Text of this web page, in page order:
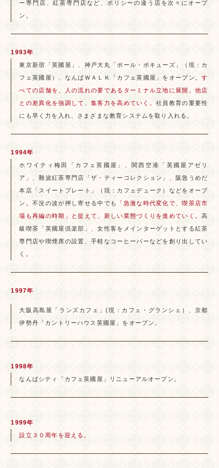
ー専門店、紅茶専門店など、ポリシーの違う店を次々にオープ
ン。
1993年
東京新宿「英國屋」、神戸大丸「ポール・ボキューズ」（現：カ
フェ英國屋）、なんばＷＡＬＫ「カフェ英國屋」をオープン。す
べての店舗を、人の流れの要であるターミナル立地に展開。他店
との差異化を強調して、集客力を高めていく。社員教育の重要性
にも早く力を入れ、さまざまな教育システムを取り入れる。
1994年
ホワイティ梅田「カフェ英國屋」、関西空港「英國屋アゼリ
ア」、難波紅茶専門店「ザ・ティーコレクション」、阪急うめだ
本店「スイートプレート」（現：カフェデューク）などをオープ
ン。不況の波が押し寄せる中でも
「急激な時代変化で、喫茶店市
場も再編の時期」と捉えて、新しい業態づくりを進めていく。高
級喫茶「英國屋倶楽部」、女性客をメインターゲットとする紅茶
専門店や喫煙席の設置、手軽なコーヒーバーなどを創り出してい
く。
1997年
大阪高島屋「ランズカフェ」(現：カフェ・グランシェ）、京都
伊勢丹「カントリーハウス英國屋」をオープン。
1998年
なんばシティ「カフェ英國屋」リニューアルオープン。
1999年
設立３０周年を迎える。